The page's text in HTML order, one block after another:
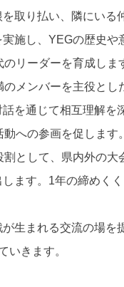
取り払い、隣にい
施し、YEGの歴史
リーダーを育成し
メンバーを主役とし
を通じて相互理解
への参画を促します。
として、県内外の
ます。1年の締めく
生まれる交流の場を
いきます。